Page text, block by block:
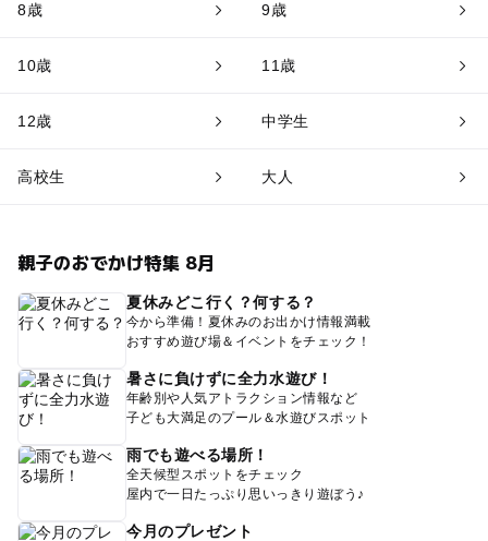
8歳 9歳
10歳 11歳
12歳 中学生
高校生 大人
親子のおでかけ特集 8月
夏休みどこ行く？何する？
今から準備！夏休みのお出かけ情報満載
おすすめ遊び場＆イベントをチェック！
暑さに負けずに全力水遊び！
年齢別や人気アトラクション情報など
子ども大満足のプール＆水遊びスポット
雨でも遊べる場所！
全天候型スポットをチェック
屋内で一日たっぷり思いっきり遊ぼう♪
今月のプレゼント